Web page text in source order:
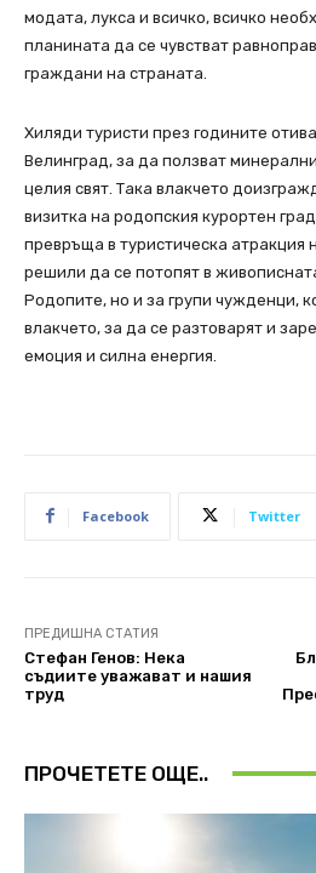
модата, лукса и всичко, всичко
планината да се чувстват
граждани на страната.
Хиляди туристи през годините
Велинград, за да ползват
целия свят. Така влакчето
визитка на родопския курортен
превръща в туристическа атракция
решили да се потопят в
Родопите, но и за групи чужденци,
влакчето, за да се разтоварят и
емоция и силна енергия.
Facebook Twitter
ПРЕДИШНА СТАТИЯ
Стефан Генов: Нека
съдиите уважават и нашия
труд
ПРОЧЕТЕТЕ ОЩЕ..